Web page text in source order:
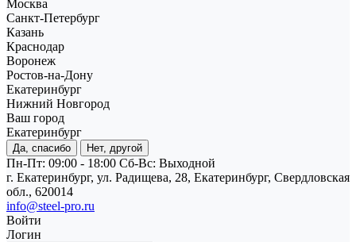
Москва
Санкт-Петербург
Казань
Краснодар
Воронеж
Ростов-на-Дону
Екатеринбург
Нижний Новгород
Ваш город
Екатеринбург
Да, спасибо Нет, другой
Пн-Пт: 09:00 - 18:00 Cб-Вс: Выходной
г. Екатеринбург, ул. Радищева, 28, Екатеринбург, Свердловская
обл., 620014
info@steel-pro.ru
Войти
Логин